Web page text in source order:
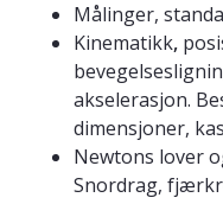
Målinger,
Kinematikk,
akselerasjon.
dimensjoner,
Newtons lover
Snordrag,